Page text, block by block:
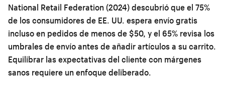
National Retail Federation (2024) descubrió que el 75%
de los consumidores de EE. UU. espera envío gratis
incluso en pedidos de menos de $50, y el 65% revisa los
umbrales de envío antes de añadir artículos a su carrito.
Equilibrar las expectativas del cliente con márgenes
sanos requiere un enfoque deliberado.